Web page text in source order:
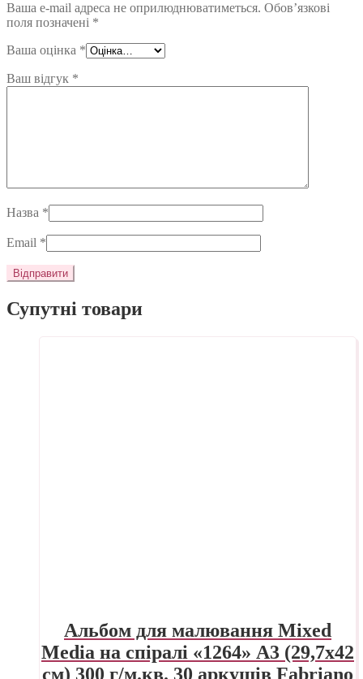
Ваша e-mail адреса не оприлюднюватиметься. Обов’язкові
поля позначені *
Ваша оцінка *
Ваш відгук *
Назва *
Email *
Супутні товари
Альбом для малювання Mixed
Media на спіралі «1264» А3 (29,7х42
см) 300 г/м.кв. 30 аркушів Fabriano